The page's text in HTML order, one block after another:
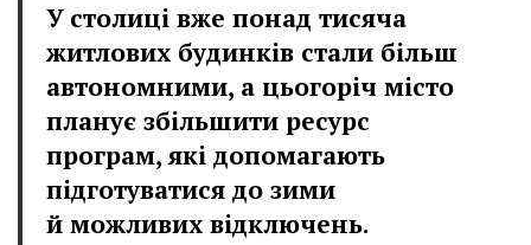
У столиці вже понад тисяча
житлових будинків стали більш
автономними, а цьогоріч місто
планує збільшити ресурс
програм, які допомагають
підготуватися до зими
й можливих відключень.